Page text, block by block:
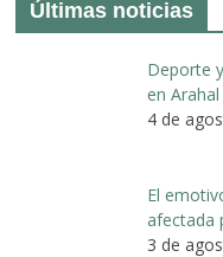
Últimas noticias
Deporte
en Arahal
4 de
El
afectada
3 de